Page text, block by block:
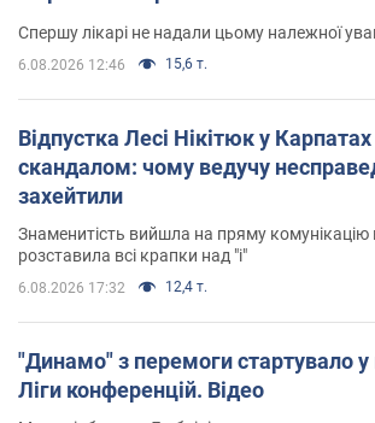
Спершу лікарі не надали цьому належної
6.08.2026 12:46 15,6 т.
Відпустка Лесі Нікітюк у
скандалом: чому ведучу
захейтили
Знаменитість вийшла на пряму комунікацію
розставила всі крапки над "і"
6.08.2026 17:32 12,4 т.
"Динамо" з перемоги стартувало у
Ліги конференцій. Відео